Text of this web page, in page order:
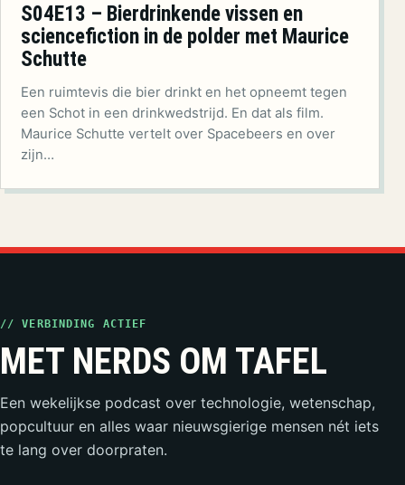
S04E13 – Bierdrinkende vissen en
sciencefiction in de polder met Maurice
Schutte
Een ruimtevis die bier drinkt en het opneemt tegen
een Schot in een drinkwedstrijd. En dat als film.
Maurice Schutte vertelt over Spacebeers en over
zijn…
// VERBINDING ACTIEF
MET NERDS OM TAFEL
Een wekelijkse podcast over technologie, wetenschap,
popcultuur en alles waar nieuwsgierige mensen nét iets
te lang over doorpraten.